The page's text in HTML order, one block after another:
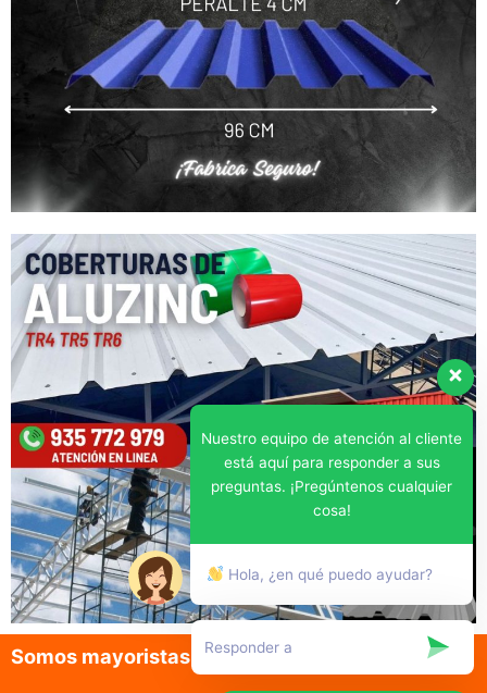
Somos mayoristas en la venta de aluzinc
Nuestro equipo de atención al cliente
está aquí para responder a sus
preguntas. ¡Pregúntenos cualquier
cosa!
Hola, ¿en qué puedo ayudar?